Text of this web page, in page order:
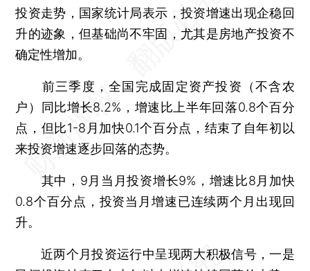
投资走势，国家统计局表示，投资增速出现企稳回
升的迹象，但基础尚不牢固，尤其是房地产投资不
确定性增加。
前三季度，全国完成固定资产投资（不含农
户）同比增长8.2%，增速比上半年回落0.8个百分
点，但比1-8月加快0.1个百分点，结束了自年初以
来投资增速逐步回落的态势。
其中，9月当月投资增长9%，增速比8月加快
0.8个百分点，投资当月增速已连续两个月出现回
升。
近两个月投资运行中呈现两大积极信号，一是